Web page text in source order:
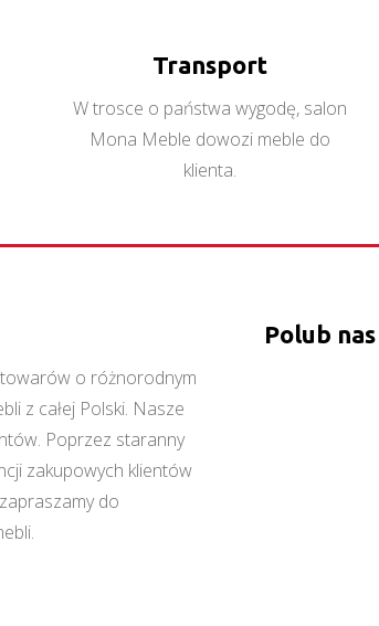
Transport
W trosce o państwa wygodę, salon
Mona Meble dowozi meble do
klienta.
o różnorodnym
z całej Polski. Nasze
Poprzez staranny
zakupowych klientów
do
Polub